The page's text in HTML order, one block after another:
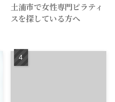
土浦市で女性専門ピラティ
スを探している方へ